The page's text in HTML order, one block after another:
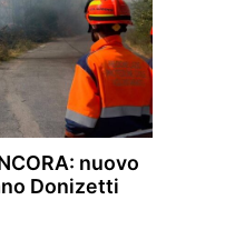
nuovo
Donizetti